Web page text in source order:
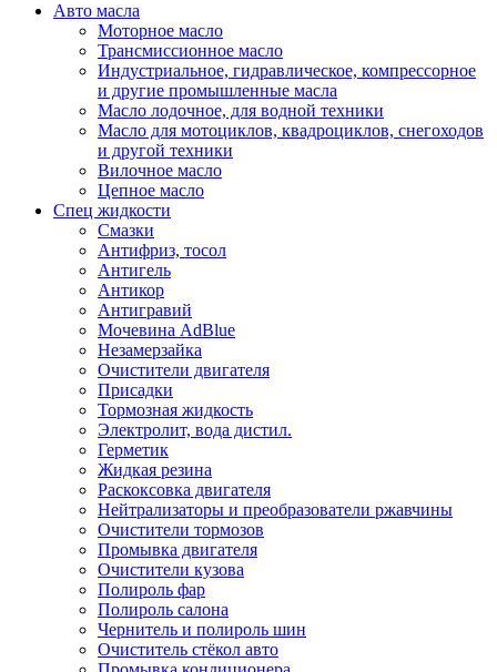
Авто масла
Моторное масло
Трансмиссионное масло
Индустриальное, гидравлическое, компрессорное
и другие промышленные масла
Масло лодочное, для водной техники
Масло для мотоциклов, квадроциклов, снегоходов
и другой техники
Вилочное масло
Цепное масло
Спец жидкости
Смазки
Антифриз, тосол
Антигель
Антикор
Антигравий
Мочевина AdBlue
Незамерзайка
Очистители двигателя
Присадки
Тормозная жидкость
Электролит, вода дистил.
Герметик
Жидкая резина
Раскоксовка двигателя
Нейтрализаторы и преобразователи ржавчины
Очистители тормозов
Промывка двигателя
Очистители кузова
Полироль фар
Полироль салона
Чернитель и полироль шин
Очиститель стёкол авто